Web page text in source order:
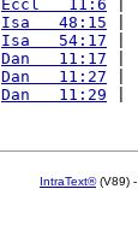
Eccl   11:6
Isa   48:15 |
Isa   54:17
Dan   11:17 |
Dan   11:27 |
Dan   11:29
IntraText®(V89) -